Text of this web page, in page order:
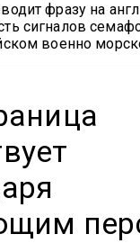
фразу на
сигналов
военно